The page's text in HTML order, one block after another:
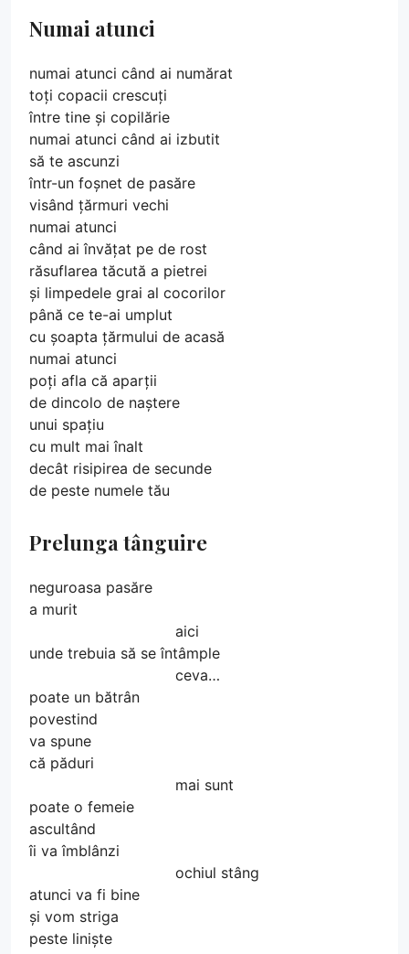
Numai atunci
numai atunci când ai numărat
toți copacii crescuți
între tine și copilărie
numai atunci când ai izbutit
să te ascunzi
într-un foșnet de pasăre
visând țărmuri vechi
numai atunci
când ai învățat pe de rost
răsuflarea tăcută a pietrei
și limpedele grai al cocorilor
până ce te-ai umplut
cu șoapta țărmului de acasă
numai atunci
poți afla că aparții
de dincolo de naștere
unui spațiu
cu mult mai înalt
decât risipirea de secunde
de peste numele tău
Prelunga tânguire
neguroasa pasăre
a murit
aici
unde trebuia să se întâmple
ceva…
poate un bătrân
povestind
va spune
că păduri
mai sunt
poate o femeie
ascultând
îi va îmblânzi
ochiul stâng
atunci va fi bine
și vom striga
peste liniște